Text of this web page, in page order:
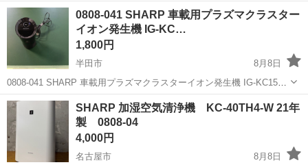
0808-041 SHARP 車載用プラズマクラスター
イオン発生機 IG-KC…
1,800円
半田市
8月8日
0808-041 SHARP 車載用プラズマクラスターイオン発生機 IG-KC15
【状態】 ・使用に伴う多少のスレ、キズ、落としきれない汚れなどご
ざいます ・詳細は現地でご確認ください ・お値引きは出来かね...
愛知 半田市 季節、空調家電 現地
SHARP 加湿空気清浄機 KC-40TH4-W 21年
製 0808-04
4,000円
名古屋市
8月8日